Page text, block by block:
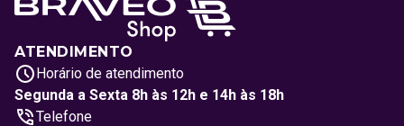
ATENDIMENTO
Horário de atendimento
Segunda a Sexta 8h às 12h e 14h às 18h
Telefone